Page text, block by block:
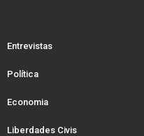
Entrevistas
Política
Economia
Liberdades Civis